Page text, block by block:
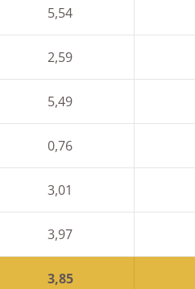
5,54
2,59
5,49
0,76
3,01
3,97
3,85